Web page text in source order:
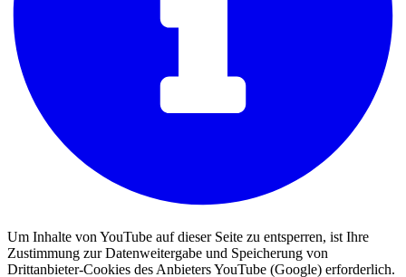
Um Inhalte von YouTube auf dieser Seite zu entsperren, ist Ihre
Zustimmung zur Datenweitergabe und Speicherung von
Drittanbieter-Cookies des Anbieters YouTube (Google) erforderlich.